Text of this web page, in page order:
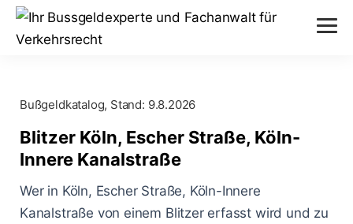
Abstand nicht eingehalten
Geschwindigkeitsüberschreitung
Anhörung im Bußgeldverfahren
Bußgeldbescheid
Paragraphen
§ 24 StVG
Messverfahren
Bußgeldkatalog, Stand: 9.8.2026
Blitzer Köln, Escher Straße, Köln-
Innere Kanalstraße
Wer in Köln, Escher Straße, Köln-Innere
Kanalstraße von einem Blitzer erfasst wird und zu